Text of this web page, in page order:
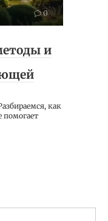
0
и
как
помогает